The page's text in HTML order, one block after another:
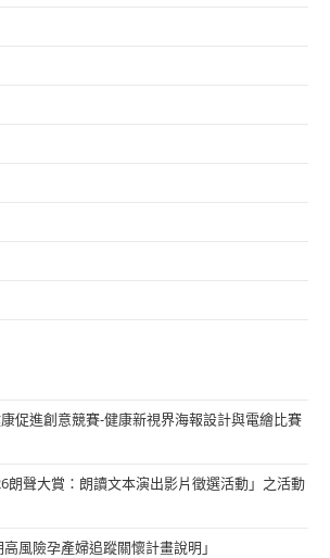
促進創意競賽-健康新視界海報設計與電繪比賽
朗聲大賞：朗讀文本演出影片徵選活動」之活動
風險孕產婦追蹤關懷計畫說明」